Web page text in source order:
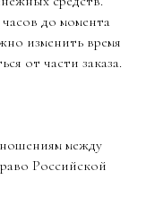
до момента
изменить время
от части заказа.
между
Российской